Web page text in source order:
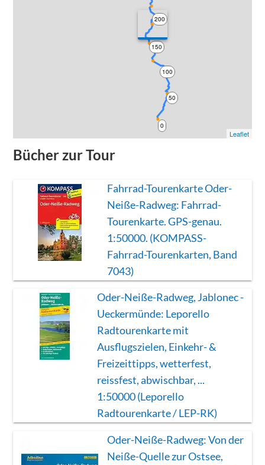
0
50
100
150
200
Leaflet
Bücher zur Tour
Fahrrad-Tourenkarte Oder-
Neiße-Radweg: Fahrrad-
Tourenkarte. GPS-genau.
1:50000. (KOMPASS-
Fahrrad-Tourenkarten, Band
7043)
Oder-Neiße-Radweg, Jablonec -
Ueckermünde: Leporello
Radtourenkarte mit
Ausflugszielen, Einkehr- &
Freizeittipps, wetterfest,
reissfest, abwischbar, ...
1:50000 (Leporello
Radtourenkarte / LEP-RK)
Oder-Neiße-Radweg: Von der
Neiße-Quelle zur Ostsee,